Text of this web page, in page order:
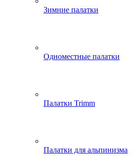
Зимние палатки
Одноместные палатки
Палатки Trimm
Палатки для альпинизма